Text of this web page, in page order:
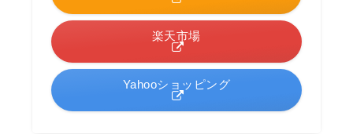
楽天市場
Yahooショッピング